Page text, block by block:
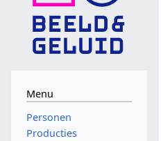
Menu
Personen
Producties